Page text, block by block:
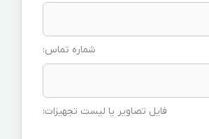
شماره تماس:
فایل تصاویر یا لیست تجهیزات: